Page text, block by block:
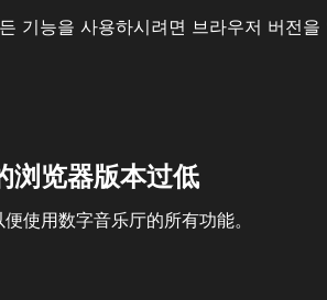
기능을 사용하시려면 브라우저 버전
浏览器版本过低
使用数字音乐厅的所有功能。